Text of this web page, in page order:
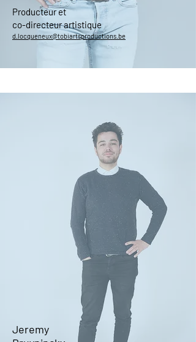
Producteur et
co-directeur artistique
d.locqueneux@tobiartsproductions.be
Jeremy